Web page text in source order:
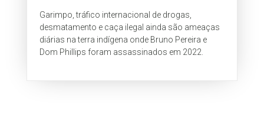
Garimpo, tráfico internacional de drogas,
desmatamento e caça ilegal ainda são ameaças
diárias na terra indígena onde Bruno Pereira e
Dom Phillips foram assassinados em 2022.